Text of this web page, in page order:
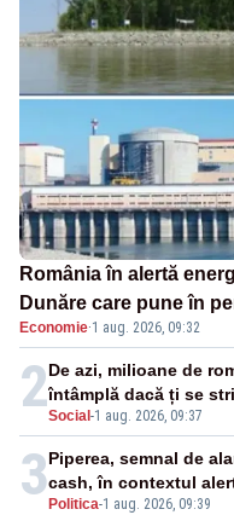
România în alertă
Dunăre care pune în
cunoscută de pe
Economie·1 aug. 2026, 09:32
2Social -1 aug. 2026, 09:37
De azi, milioane de
întâmplă dacă ți se
3 Politica-1 aug. 2026, 09:39
Piperea, semnal de
cash, în contextul